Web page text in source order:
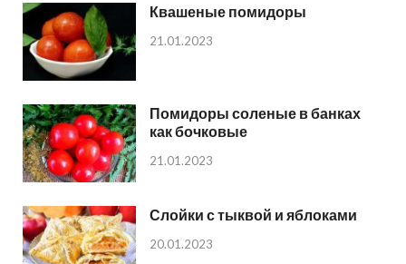
Квашеные помидоры
21.01.2023
Помидоры соленые в банках
как бочковые
21.01.2023
Слойки с тыквой и яблоками
20.01.2023